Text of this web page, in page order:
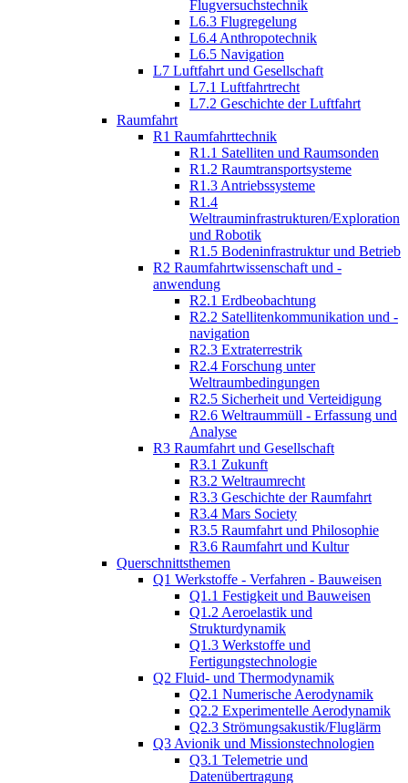
Flugversuchstechnik
L6.3 Flugregelung
L6.4 Anthropotechnik
L6.5 Navigation
L7 Luftfahrt und Gesellschaft
L7.1 Luftfahrtrecht
L7.2 Geschichte der Luftfahrt
Raumfahrt
R1 Raumfahrttechnik
R1.1 Satelliten und Raumsonden
R1.2 Raumtransportsysteme
R1.3 Antriebssysteme
R1.4
Weltrauminfrastrukturen/Exploration
und Robotik
R1.5 Bodeninfrastruktur und Betrieb
R2 Raumfahrtwissenschaft und -
anwendung
R2.1 Erdbeobachtung
R2.2 Satellitenkommunikation und -
navigation
R2.3 Extraterrestrik
R2.4 Forschung unter
Weltraumbedingungen
R2.5 Sicherheit und Verteidigung
R2.6 Weltraummüll - Erfassung und
Analyse
R3 Raumfahrt und Gesellschaft
R3.1 Zukunft
R3.2 Weltraumrecht
R3.3 Geschichte der Raumfahrt
R3.4 Mars Society
R3.5 Raumfahrt und Philosophie
R3.6 Raumfahrt und Kultur
Querschnittsthemen
Q1 Werkstoffe - Verfahren - Bauweisen
Q1.1 Festigkeit und Bauweisen
Q1.2 Aeroelastik und
Strukturdynamik
Q1.3 Werkstoffe und
Fertigungstechnologie
Q2 Fluid- und Thermodynamik
Q2.1 Numerische Aerodynamik
Q2.2 Experimentelle Aerodynamik
Q2.3 Strömungsakustik/Fluglärm
Q3 Avionik und Missionstechnologien
Q3.1 Telemetrie und
Datenübertragung